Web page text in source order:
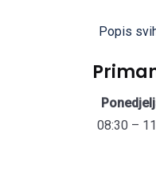
Popis
08:30 –